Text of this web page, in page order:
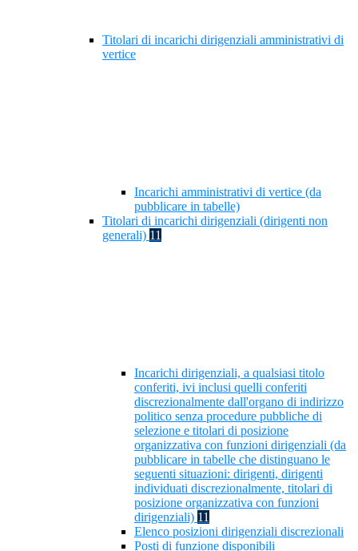
Titolari di incarichi dirigenziali amministrativi di
vertice
Incarichi amministrativi di vertice (da
pubblicare in tabelle)
Titolari di incarichi dirigenziali (dirigenti non
generali) 11
Incarichi dirigenziali, a qualsiasi titolo
conferiti, ivi inclusi quelli conferiti
discrezionalmente dall'organo di indirizzo
politico senza procedure pubbliche di
selezione e titolari di posizione
organizzativa con funzioni dirigenziali (da
pubblicare in tabelle che distinguano le
seguenti situazioni: dirigenti, dirigenti
individuati discrezionalmente, titolari di
posizione organizzativa con funzioni
dirigenziali) 11
Elenco posizioni dirigenziali discrezionali
Posti di funzione disponibili